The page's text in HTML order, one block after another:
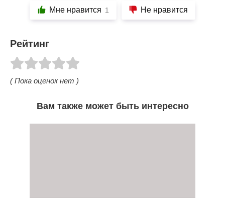
Мне нравится 1 Не нравится
Рейтинг
( Пока оценок нет )
Вам также может быть интересно